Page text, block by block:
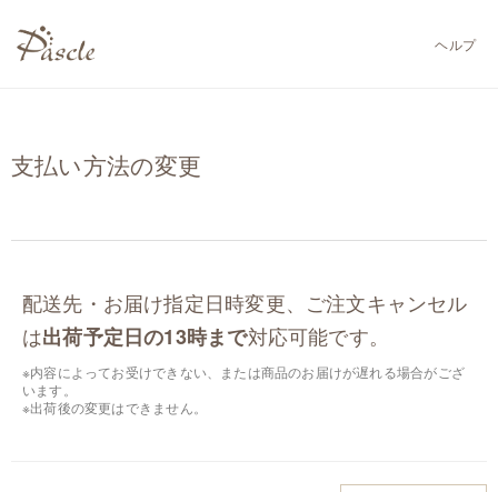
ヘルプ
支払い方法の変更
配送先・お届け指定日時変更、ご注文キャンセル
は出荷予定日の13時まで対応可能です。
※内容によってお受けできない、または商品のお届けが遅れる場合がござ
います。
※出荷後の変更はできません。